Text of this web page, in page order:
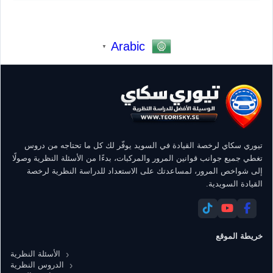
Arabic
▼
تيوري سكاي لرخصة القيادة في السويد يوفّر لك كل ما تحتاجه من دروس
تغطي جميع جوانب قوانين المرور والمركبات، بدءًا من الأسئلة النظرية وصولًا
إلى شواخص المرور، لمساعدتك على الاستعداد للدراسة النظرية لرخصة
القيادة السويدية.
خريطة الموقع
الأسئلة النظرية
الدروس النظرية